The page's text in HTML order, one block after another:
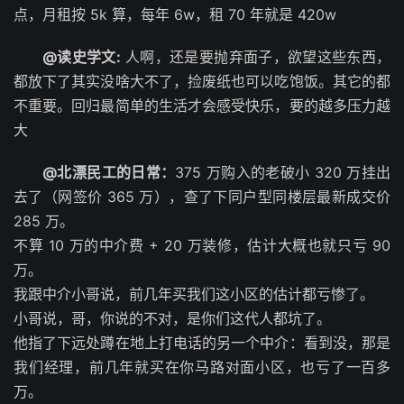
点，月租按 5k 算，每年 6w，租 70 年就是 420w ​​​
@读史学文: 人啊，还是要抛弃面子，欲望这些东西，
都放下了其实没啥大不了，捡废纸也可以吃饱饭。其它的都
不重要。回归最简单的生活才会感受快乐，要的越多压力越
大
@北漂民工的日常： 375 万购入的老破小 320 万挂出
去了（网签价 365 万），查了下同户型同楼层最新成交价
285 万。
不算 10 万的中介费 + 20 万装修，估计大概也就只亏 90
万。
我跟中介小哥说，前几年买我们这小区的估计都亏惨了。
小哥说，哥，你说的不对，是你们这代人都坑了。
他指了下远处蹲在地上打电话的另一个中介：看到没，那是
我们经理，前几年就买在你马路对面小区，也亏了一百多
万。